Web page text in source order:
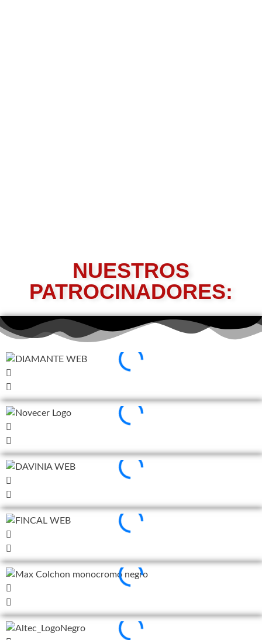
NUESTROS
PATROCINADORES: